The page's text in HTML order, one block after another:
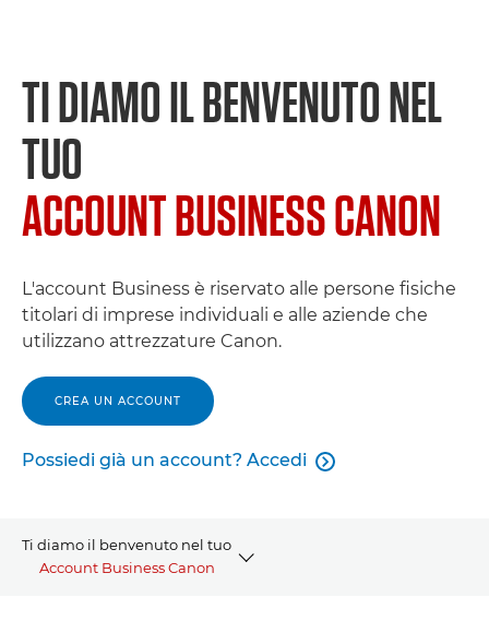
TI DIAMO IL BENVENUTO NEL
TUO
ACCOUNT BUSINESS CANON
L'account Business è riservato alle persone fisiche
titolari di imprese individuali e alle aziende che
utilizzano attrezzature Canon.
CREA UN ACCOUNT
Possiedi già un account? Accedi 
Ti diamo il benvenuto nel tuo
Account Business Canon